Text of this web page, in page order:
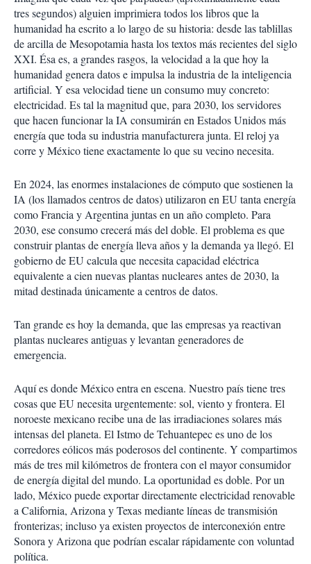
a
r
t
i
r
tres segundos) alguien imprimiera todos los libros que la
humanidad ha escrito a lo largo de su historia: desde las tablillas
de arcilla de Mesopotamia hasta los textos más recientes del siglo
XXI. Ésa es, a grandes rasgos, la velocidad a la que hoy la
humanidad genera datos e impulsa la industria de la inteligencia
artificial. Y esa velocidad tiene un consumo muy concreto:
electricidad. Es tal la magnitud que, para 2030, los servidores
que hacen funcionar la IA consumirán en Estados Unidos más
energía que toda su industria manufacturera junta. El reloj ya
corre y México tiene exactamente lo que su vecino necesita.
En 2024, las enormes instalaciones de cómputo que sostienen la
IA (los llamados centros de datos) utilizaron en EU tanta energía
como Francia y Argentina juntas en un año completo. Para
2030, ese consumo crecerá más del doble. El problema es que
construir plantas de energía lleva años y la demanda ya llegó. El
gobierno de EU calcula que necesita capacidad eléctrica
equivalente a cien nuevas plantas nucleares antes de 2030, la
mitad destinada únicamente a centros de datos.
Tan grande es hoy la demanda, que las empresas ya reactivan
plantas nucleares antiguas y levantan generadores de
emergencia.
Aquí es donde México entra en escena. Nuestro país tiene tres
cosas que EU necesita urgentemente: sol, viento y frontera. El
noroeste mexicano recibe una de las irradiaciones solares más
intensas del planeta. El Istmo de Tehuantepec es uno de los
corredores eólicos más poderosos del continente. Y compartimos
más de tres mil kilómetros de frontera con el mayor consumidor
de energía digital del mundo. La oportunidad es doble. Por un
lado, México puede exportar directamente electricidad renovable
a California, Arizona y Texas mediante líneas de transmisión
fronterizas; incluso ya existen proyectos de interconexión entre
Sonora y Arizona que podrían escalar rápidamente con voluntad
política.